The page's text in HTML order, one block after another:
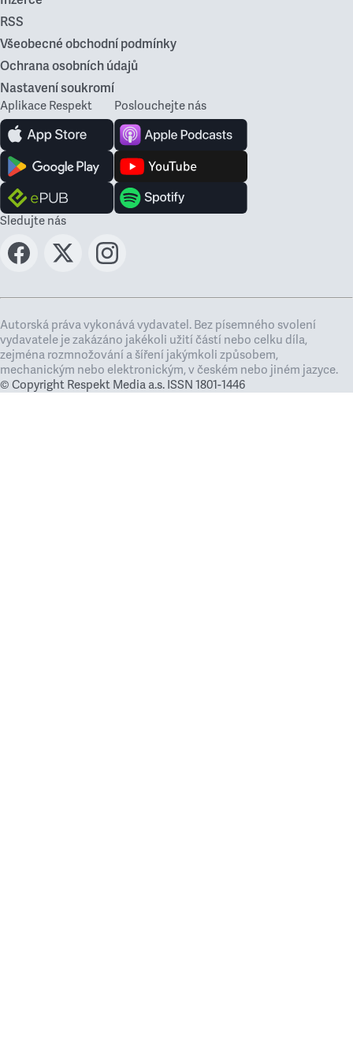
RSS
Všeobecné obchodní podmínky
Ochrana osobních údajů
Nastavení soukromí
Aplikace Respekt Poslouchejte nás
Sledujte nás
Autorská práva vykonává vydavatel. Bez písemného svolení
vydavatele je zakázáno jakékoli užití částí nebo celku díla,
zejména rozmnožování a šíření jakýmkoli způsobem,
mechanickým nebo elektronickým, v českém nebo jiném jazyce.
© Copyright Respekt Media a.s. ISSN 1801-1446